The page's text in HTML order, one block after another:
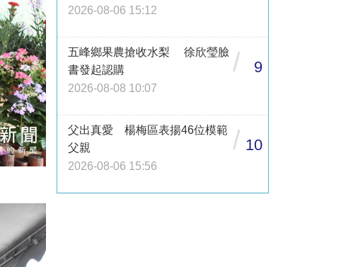
2026-08-06 15:12
五峰鄉果農搶收水梨 徐欣瑩臉
書發起認購
2026-08-08 10:07
/ 9
父出真愛 楊梅區表揚46位模範
父親
2026-08-06 15:56
/ 10